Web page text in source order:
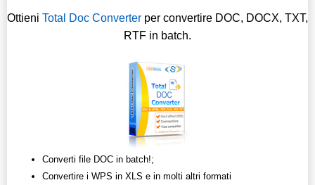
Ottieni Total Doc Converter per convertire DOC, DOCX, TXT,
RTF in batch.
Converti file DOC in batch!;
Convertire i WPS in XLS e in molti altri formati